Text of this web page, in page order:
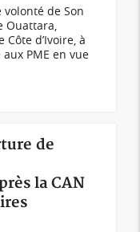
de Son
Ouattara,
d’Ivoire, à
PME en vue
de
la CAN